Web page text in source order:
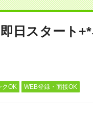
日スタート
クOK WEB登録・面接OK